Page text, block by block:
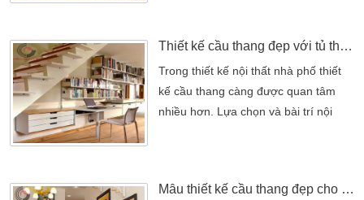
6379 (08) 3715 2415 – Fax: (08)
3715
2415Email:
0903 882 507 – 0902 249 297
Thiết kế cầu thang đẹp với tủ thông minh
Trong thiết kế nội thất nhà phố thiết
kế cầu thang càng được quan tâm
nhiều hơn. Lựa chọn và bài trí nội
gian lưu trữ tại các cầu thang là mộtMẫu thiết kế cầu thang đẹp cho nhà phố